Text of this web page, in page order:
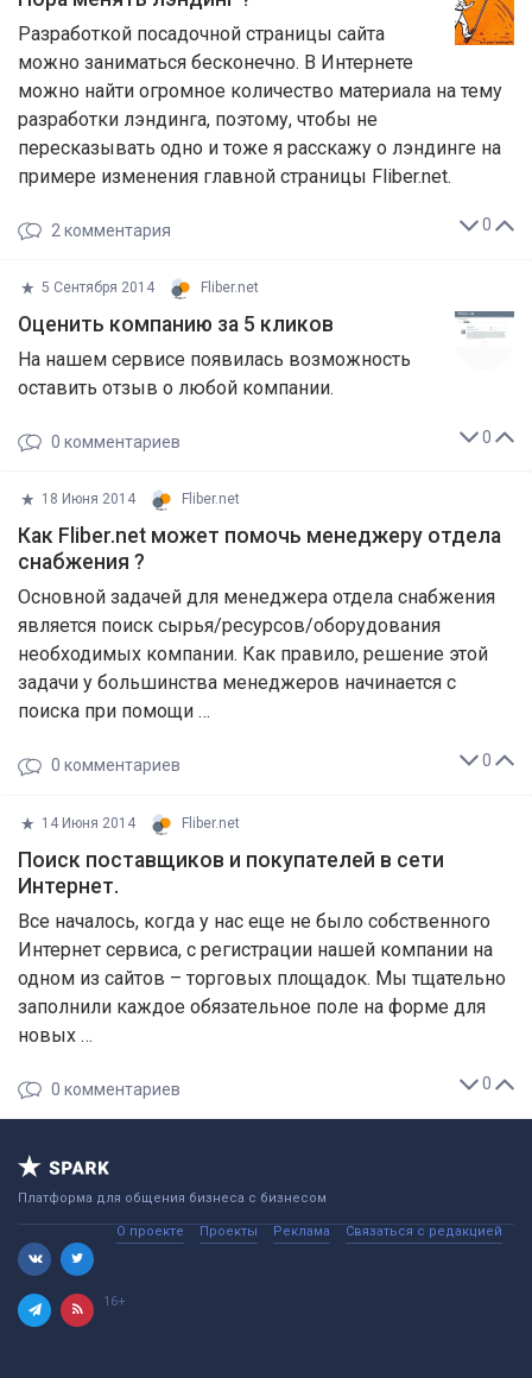
Разработкой посадочной страницы сайта
можно заниматься бесконечно. В Интернете
можно найти огромное количество материала на тему
разработки лэндинга, поэтому, чтобы не
пересказывать одно и тоже я расскажу о лэндинге на
примере изменения главной страницы Fliber.net.
0
2 комментария
5 Сентября 2014 Fliber.net
Оценить компанию за 5 кликов
На нашем сервисе появилась возможность
оставить отзыв о любой компании.
0
0 комментариев
18 Июня 2014 Fliber.net
Как Fliber.net может помочь менеджеру отдела
снабжения ?
Основной задачей для менеджера отдела снабжения
является поиск сырья/ресурсов/оборудования
необходимых компании. Как правило, решение этой
задачи у большинства менеджеров начинается с
поиска при помощи …
0
0 комментариев
14 Июня 2014 Fliber.net
Поиск поставщиков и покупателей в сети
Интернет.
Все началось, когда у нас еще не было собственного
Интернет сервиса, с регистрации нашей компании на
одном из сайтов – торговых площадок. Мы тщательно
заполнили каждое обязательное поле на форме для
новых …
0
0 комментариев
Платформа для общения бизнеса с бизнесом
О проекте Проекты Реклама Связаться с редакцией
16+